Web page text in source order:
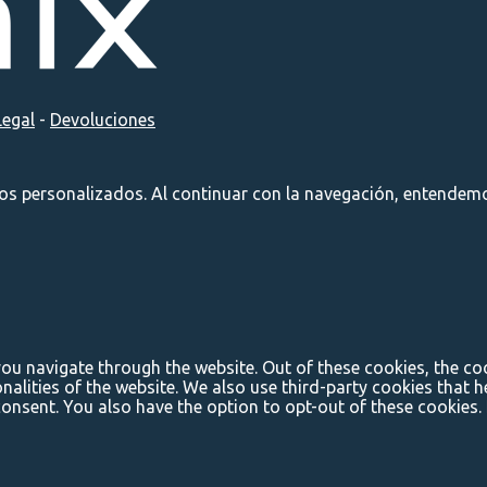
- Devoluciones
personalizados. Al continuar con la navegación,
navigate through the website. Out of these cookies, the
of the website. We also use third-party cookies that
You also have the option to opt-out of these